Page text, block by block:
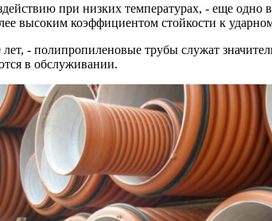
при низких температурах, - еще
высоким коэффициентом стойкости к
- полипропиленовые трубы служат
в обслуживании.